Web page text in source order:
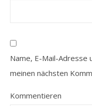
Name, E-Mail-
meinen nächsten
Kommentieren